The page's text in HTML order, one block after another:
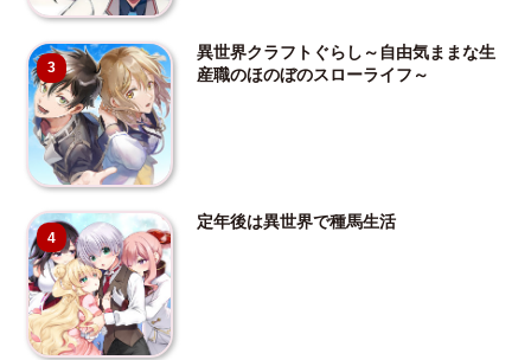
3
異世界クラフトぐらし～自由気ままな生
産職のほのぼのスローライフ～
4
定年後は異世界で種馬生活